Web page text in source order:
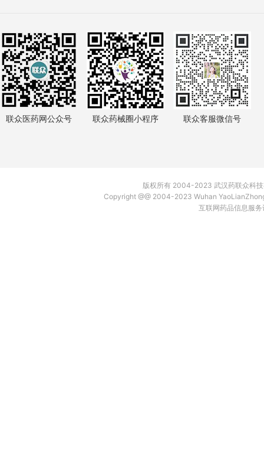
联众医药网公众号 联众药械圈小程序 联众客服微信号
版权所有 2004-2023 武汉药联众科
Copyright @@ 2004-2023 Wuhan
互联网药品信息服